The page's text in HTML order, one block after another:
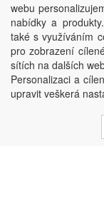
Copyright ©
Penepex s.r.o., Za
CZ03220923; zápis
webu
nabídky a
také s využíváním
pro zobrazení
sítích na dalších
Personalizaci a
upravit veškerá